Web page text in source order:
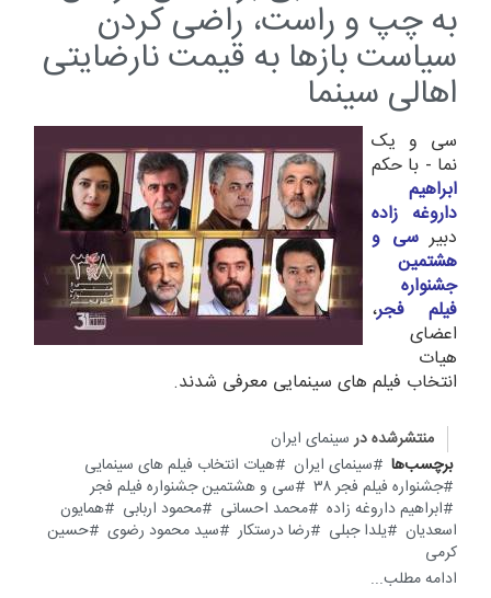
به چپ و راست، راضی کردن
سیاست بازها به قیمت نارضایتی
اهالی سینما
سی و یک
نما - با حکم
ابراهیم
داروغه زاده
دبیرسی و
هشتمین
جشنواره
فیلم فجر،
اعضای
هیات
انتخاب فیلم های سینمایی معرفی شدند.
منتشرشده در سینمای ایران
برچسب‌ها
سینمای ایران
هیات انتخاب فیلم های سینمایی
جشنواره فیلم فجر ۳۸
سی و هشتمین جشنواره فیلم فجر
ابراهیم داروغه زاده
محمد احسانی محمود اربابی
همایون
اسعدیان
یلدا جبلی رضا درستکار سید محمود رضوی
حسین
کرمی
ادامه مطلب...